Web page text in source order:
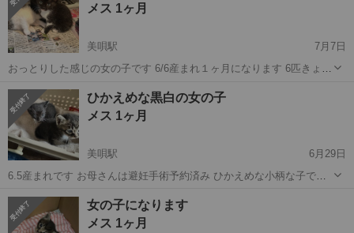
す後継人がいる場合は...
メス 1ヶ月
美唄駅
7月7日
おっとりした感じの女の子です 6/6産まれ１ヶ月になります 6匹きょう
小さいため病院は行ってません 子猫のため日中世話ができるご家族の
方よろしくお願いい...
北海道 美唄市 美唄駅 猫 黒白
ひかえめな黒白の女の子
メス 1ヶ月
美唄駅
6月29日
6.5産まれです お母さんは避妊手術予約済み ひかえめな小柄な子です
日中いる方お願いいたします
北海道 美唄市 美唄駅 猫
女の子になります
メス 1ヶ月